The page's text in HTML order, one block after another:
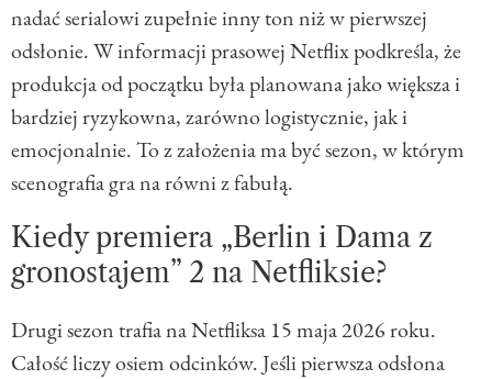
nadać serialowi zupełnie inny ton niż w pierwszej
odsłonie. W informacji prasowej Netflix podkreśla, że
produkcja od początku była planowana jako większa i
bardziej ryzykowna, zarówno logistycznie, jak i
emocjonalnie. To z założenia ma być sezon, w którym
scenografia gra na równi z fabułą.
Kiedy premiera „Berlin i Dama z
gronostajem” 2 na Netfliksie?
Drugi sezon trafia na Netfliksa 15 maja 2026 roku.
Całość liczy osiem odcinków. Jeśli pierwsza odsłona